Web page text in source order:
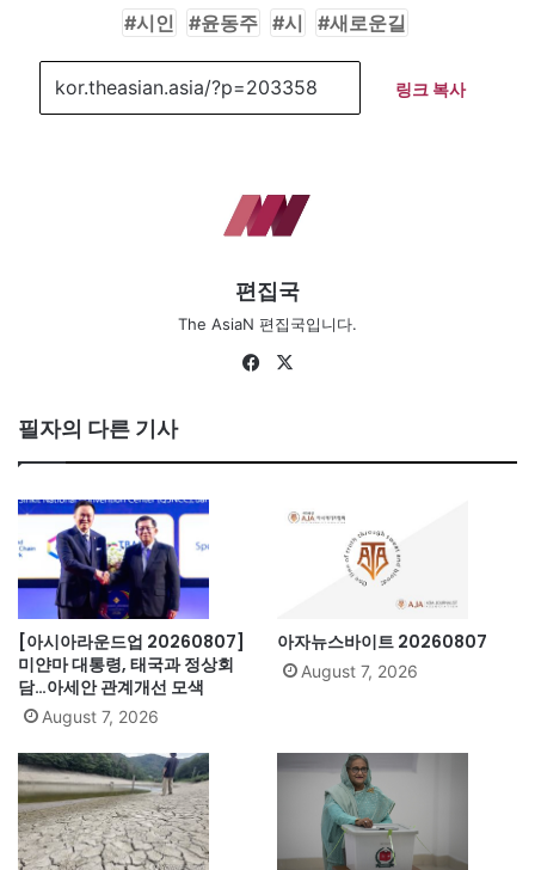
시인 윤동주 시 새로운길
링크 복사
편집국
The AsiaN 편집국입니다.
Fa
필자의 다른 기사
[아시아라운드업 20260807]
미얀마 대통령, 태국과 정상회
담…아세안 관계개선 모색
August 7, 2026
아자뉴스바이트 20260807
August 7, 2026